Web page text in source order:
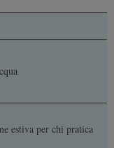
estiva per chi pratica